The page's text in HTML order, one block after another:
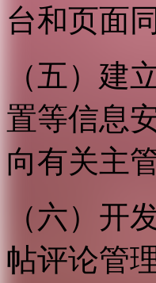
台和页面
（五）建
置等信息
向有关主
（六）开
帖评论管